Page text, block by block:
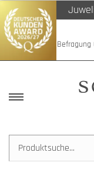
Befragung